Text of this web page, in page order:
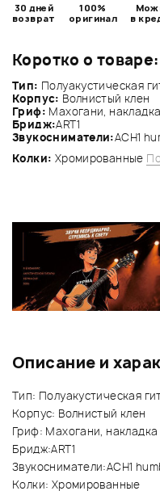
Коротко о товаре:
Тип: Полуакустическая
Корпус: Волнистый клен
Гриф: Махогани,
Бридж:ART1
Звукосниматели:ACH1
Колки: Хромированные
30 дней
возврат
100%
оригинал
в
Описание и
Тип: Полуакустическая
Корпус: Волнистый клен
Гриф: Махогани,
Бридж:ART1
Звукосниматели:ACH1
Колки: Хромированные